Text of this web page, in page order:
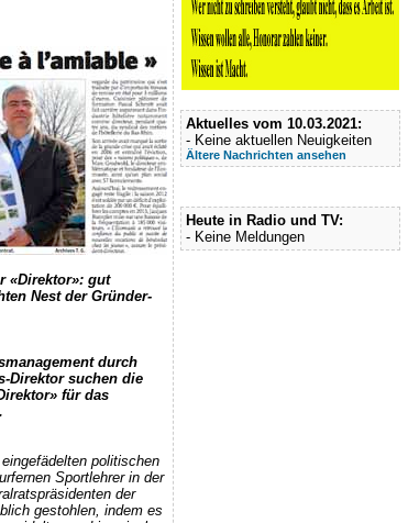
«Direktor»: gut
Nest der Gründer-
durch
Direktor suchen die
für das
politischen
Sportlehrer in der
der
gestohlen, indem es
Aktuelles vom 10.03.2021:
- Keine aktuellen Neuigkeiten
Ältere Nachrichten ansehen
Heute in Radio und TV:
- Keine Meldungen